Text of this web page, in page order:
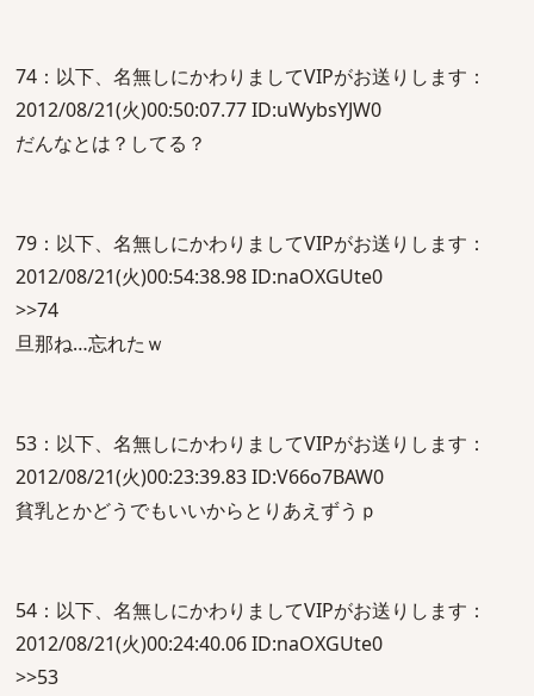
74：以下、名無しにかわりましてVIPがお送りします：
2012/08/21(火)00:50:07.77 ID:uWybsYJW0
だんなとは？してる？
79：以下、名無しにかわりましてVIPがお送りします：
2012/08/21(火)00:54:38.98 ID:naOXGUte0
>>74
旦那ね…忘れたｗ
53：以下、名無しにかわりましてVIPがお送りします：
2012/08/21(火)00:23:39.83 ID:V66o7BAW0
貧乳とかどうでもいいからとりあえずうｐ
54：以下、名無しにかわりましてVIPがお送りします：
2012/08/21(火)00:24:40.06 ID:naOXGUte0
>>53